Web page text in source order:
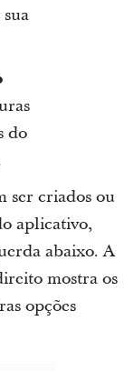
do
ser criados ou
aplicativo,
abaixo. A
mostra os
opções